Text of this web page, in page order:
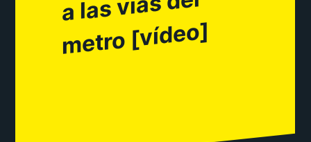
o]